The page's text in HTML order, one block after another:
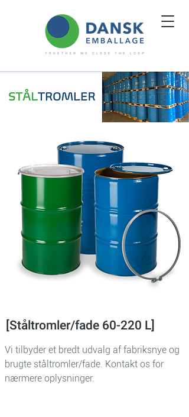
[Ståltromler/fade 60-220 L]
Vi tilbyder et bredt udvalg af fabriksnye og
brugte ståltromler/fade. Kontakt os for
nærmere oplysninger.